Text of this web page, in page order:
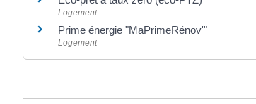
Logement
Prime énergie "MaPrimeRénov'"
Logement